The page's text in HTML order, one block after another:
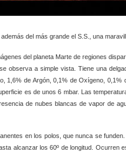
del más grande el S.S., una
del planeta Marte de regiones
observa a simple vista. Tiene una
1,6% de Argón, 0,1% de Oxígeno,
es de unos 6 mbar. Las
de nubes blancas de vapor de
en los polos, que nunca se
alcanzar los 60º de longitud. Ocurren